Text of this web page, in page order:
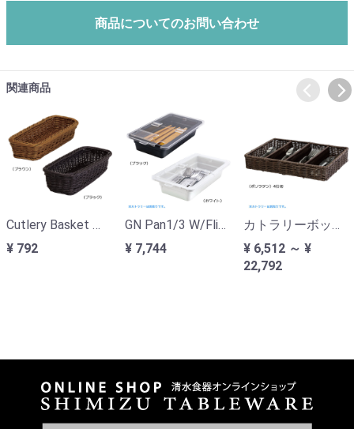
商品についてのお問い合わせ
関連商品
Cutlery Basket カトラリーバスケット
¥ 792
GN Pan1/3 W/Flip Cover GNパン フリップカバー付
¥ 7,744
カトラリーボックス（ポリラタン）4仕切
¥ 6,512 ～ ¥
22,792